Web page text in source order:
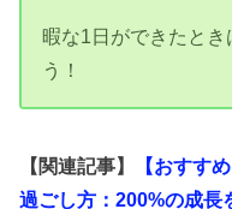
暇な1日ができたと
う！
【関連記事】
【おすす
過ごし方：200%の成長